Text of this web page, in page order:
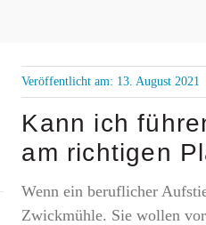
Veröffentlicht am: 13. August 2021
Kann ich
am richtigen
Wenn ein beruflicher
Zwickmühle. Sie wollen